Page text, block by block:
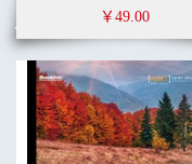
￥49.00